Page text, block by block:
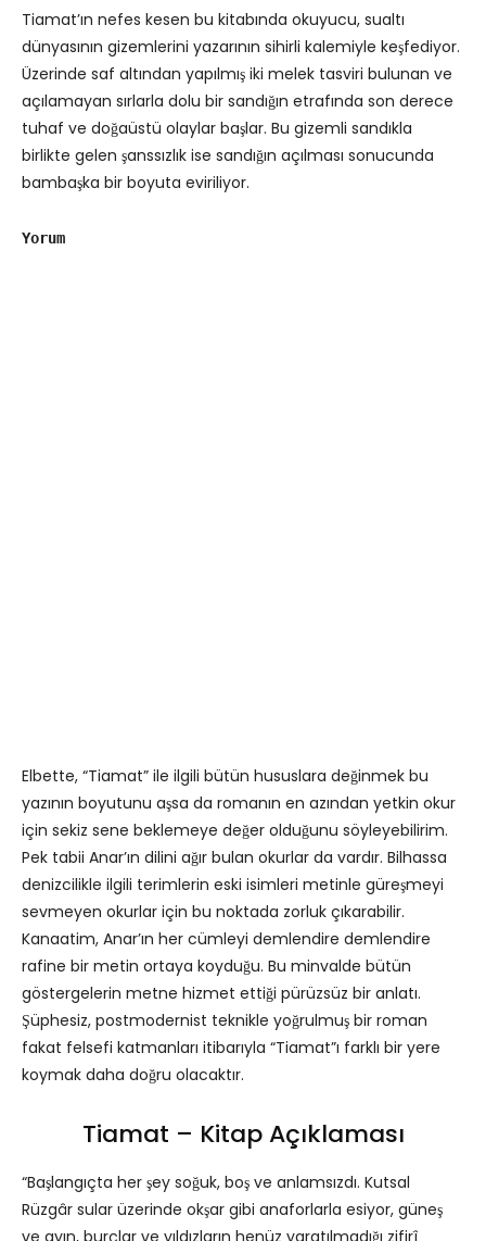
Tiamat’ın nefes kesen bu kitabında okuyucu, sualtı
dünyasının gizemlerini yazarının sihirli kalemiyle keşfediyor.
Üzerinde saf altından yapılmış iki melek tasviri bulunan ve
açılamayan sırlarla dolu bir sandığın etrafında son derece
tuhaf ve doğaüstü olaylar başlar. Bu gizemli sandıkla
birlikte gelen şanssızlık ise sandığın açılması sonucunda
bambaşka bir boyuta eviriliyor.
Yorum
Elbette, “Tiamat” ile ilgili bütün hususlara değinmek bu
yazının boyutunu aşsa da romanın en azından yetkin okur
için sekiz sene beklemeye değer olduğunu söyleyebilirim.
Pek tabii Anar’ın dilini ağır bulan okurlar da vardır. Bilhassa
denizcilikle ilgili terimlerin eski isimleri metinle güreşmeyi
sevmeyen okurlar için bu noktada zorluk çıkarabilir.
Kanaatim, Anar’ın her cümleyi demlendire demlendire
rafine bir metin ortaya koyduğu. Bu minvalde bütün
göstergelerin metne hizmet ettiği pürüzsüz bir anlatı.
Şüphesiz, postmodernist teknikle yoğrulmuş bir roman
fakat felsefi katmanları itibarıyla “Tiamat”ı farklı bir yere
koymak daha doğru olacaktır.
Tiamat – Kitap Açıklaması
“Başlangıçta her şey soğuk, boş ve anlamsızdı. Kutsal
Rüzgâr sular üzerinde okşar gibi anaforlarla esiyor, güneş
ve ayın, burçlar ve yıldızların henüz yaratılmadığı zifirî